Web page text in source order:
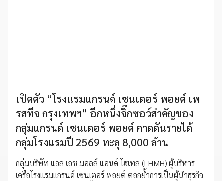
เปิดตัว “โรงแรมแกรนด์ เซนเตอร์ พอยต์ เพ
รสทีจ กรุงเทพฯ” อีกหนึ่งจิ๊กซอว์สำคัญของ
กลุ่มแกรนด์ เซนเตอร์ พอยต์ คาดดันรายได้
กลุ่มโรงแรมปี 2569 ทะลุ 8,000 ล้าน
กลุ่มบริษัท แอล เอช มอลล์ แอนด์ โฮเทล (LHMH) ผู้บริหาร
เครือโรงแรมแกรนด์ เซนเตอร์ พอยต์ ตอกย้ำการเป็นผู้นำธุรกิจ